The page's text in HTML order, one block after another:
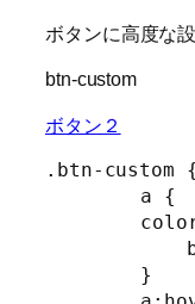
ボタンに高度な
btn-custom
ボタン２
.btn-custom
{
a
{
}